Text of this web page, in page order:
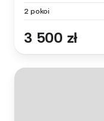
2 pokoi
3 500 zł